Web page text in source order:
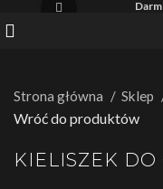
Kliknij, żeby
Strona główna Sklep
Wróć do produktów
KIELISZEK DO